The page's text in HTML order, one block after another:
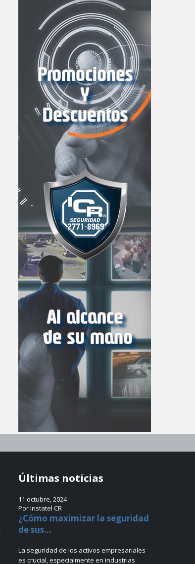
Últimas noticias
11 octubre, 2024
Por Instatel CR
¿Cómo maximizar la seguridad
de sus...
La seguridad de los activos empresariales
es crucial, especialmente en industrias